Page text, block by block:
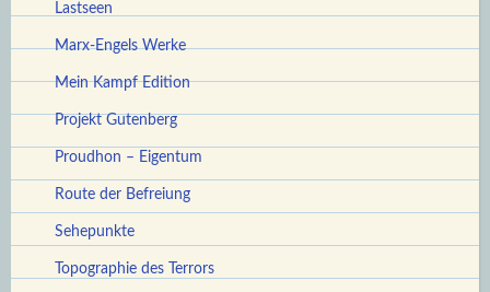
Lastseen
Marx-Engels Werke
Mein Kampf Edition
Projekt Gutenberg
Proudhon – Eigentum
Route der Befreiung
Sehepunkte
Topographie des Terrors